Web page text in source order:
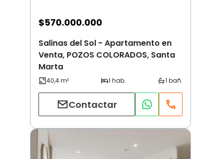
$570.000.000
Salinas del Sol - Apartamento en
Venta, POZOS COLORADOS, Santa
Marta
Contactar